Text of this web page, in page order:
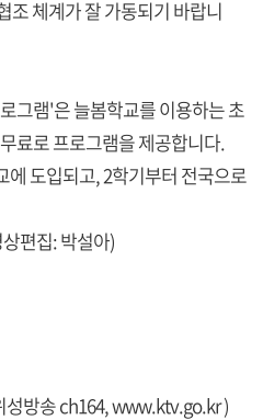
조 체계가 잘 가동되기 바랍니
그램'은 늘봄학교를 이용하는 초
료로 프로그램을 제공합니다.
에 도입되고, 2학기부터 전국으로
편집: 박설아)
성방송 ch164,www.ktv.go.kr)